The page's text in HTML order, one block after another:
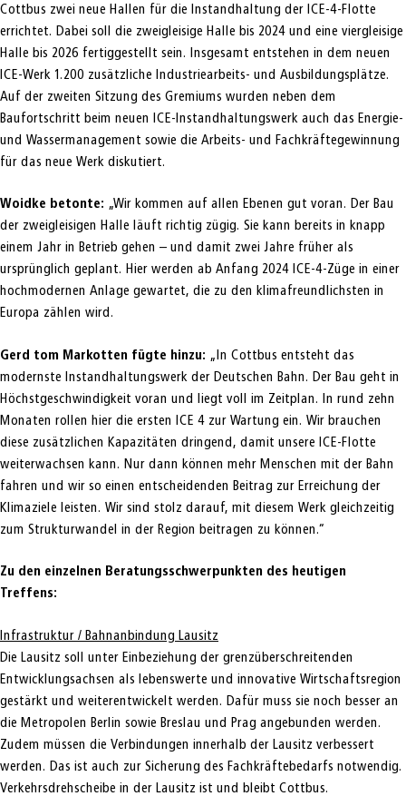
Cottbus zwei neue Hallen für die Instandhaltung der ICE-4-Flotte
errichtet. Dabei soll die zweigleisige Halle bis 2024 und eine viergleisige
Halle bis 2026 fertiggestellt sein. Insgesamt entstehen in dem neuen
ICE-Werk 1.200 zusätzliche Industriearbeits- und Ausbildungsplätze.
Auf der zweiten Sitzung des Gremiums wurden neben dem
Baufortschritt beim neuen ICE-Instandhaltungswerk auch das Energie-
und Wassermanagement sowie die Arbeits- und Fachkräftegewinnung
für das neue Werk diskutiert.
Woidke betonte: „Wir kommen auf allen Ebenen gut voran. Der Bau
der zweigleisigen Halle läuft richtig zügig. Sie kann bereits in knapp
einem Jahr in Betrieb gehen – und damit zwei Jahre früher als
ursprünglich geplant. Hier werden ab Anfang 2024 ICE-4-Züge in einer
hochmodernen Anlage gewartet, die zu den klimafreundlichsten in
Europa zählen wird.
Gerd tom Markotten fügte hinzu: „In Cottbus entsteht das
modernste Instandhaltungswerk der Deutschen Bahn. Der Bau geht in
Höchstgeschwindigkeit voran und liegt voll im Zeitplan. In rund zehn
Monaten rollen hier die ersten ICE 4 zur Wartung ein. Wir brauchen
diese zusätzlichen Kapazitäten dringend, damit unsere ICE-Flotte
weiterwachsen kann. Nur dann können mehr Menschen mit der Bahn
fahren und wir so einen entscheidenden Beitrag zur Erreichung der
Klimaziele leisten. Wir sind stolz darauf, mit diesem Werk gleichzeitig
zum Strukturwandel in der Region beitragen zu können.“
Zu den einzelnen Beratungsschwerpunkten des heutigen
Treffens:
Infrastruktur / Bahnanbindung Lausitz
Die Lausitz soll unter Einbeziehung der grenzüberschreitenden
Entwicklungsachsen als lebenswerte und innovative Wirtschaftsregion
gestärkt und weiterentwickelt werden. Dafür muss sie noch besser an
die Metropolen Berlin sowie Breslau und Prag angebunden werden.
Zudem müssen die Verbindungen innerhalb der Lausitz verbessert
werden. Das ist auch zur Sicherung des Fachkräftebedarfs notwendig.
Verkehrsdrehscheibe in der Lausitz ist und bleibt Cottbus.